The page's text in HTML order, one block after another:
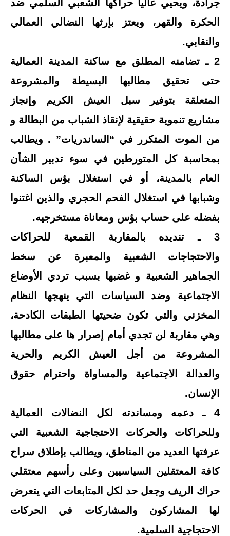
جرادة، ويحيي عاليا حراكها الشعبي السلمي ضد
الحكرة والقهر، ويعتز بإرثها النضالي العمالي
والنقابي.
2 ـ تضامنه المطلق مع ساكنة المدينة العمالية
حتى تحقيق مطالبها البسيطة والمشروعة
المتعلقة بتوفير سبل العيش الكريم وإنجاز
مشاريع تنموية حقيقية لإنقاذ الشباب من البطالة و
من الموت المتكرر في “الساندريات” . ويطالب
بمحاسبة كل المتورطين في سوء تدبير الشأن
العام بالمدينة، أو في استغلال بؤس الساكنة
وشبابها في استغلال الفحم الحجري والذين اغتنوا
بفضله على حساب بؤس ومعاناة مستخرجيه.
3 ـ تنديده بالمقاربة القمعية للحراكات
والاحتجاجات الشعبية والمعبرة عن سخط
الجماهير الشعبية و غضبها بسبب تردي الأوضاع
الاجتماعية وضد السياسات التي ينهجها النظام
المخزني والتي تكون ضحيتها الطبقات الكادحة،
وهي مقاربة لن تجدي أمام إصرار ها على مطالبها
المشروعة من أجل العيش الكريم والحرية
والعدالة الاجتماعية والمساواة واحترام حقوق
الإنسان.
4 ـ دعمه ومساندته لكل النضالات العمالية
وللحراكات والحركات الاحتجاجية الشعبية التي
عرفتها العديد من المناطق، ويطالب بإطلاق سراح
كافة المعتقلين السياسيين وعلى رأسهم معتقلي
حراك الريف وجعل حد لكل المتابعات التي يتعرض
لها المشاركون والمشاركات في الحركات
الاحتجاجية السلمية.